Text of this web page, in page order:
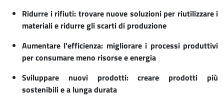
Ridurre i rifiuti: trovare nuove soluzioni per riutilizzare i
materiali e ridurre gli scarti di produzione
Aumentare l'efficienza: migliorare i processi produttivi
per consumare meno risorse e energia
Sviluppare nuovi prodotti: creare prodotti più
sostenibili e a lunga durata